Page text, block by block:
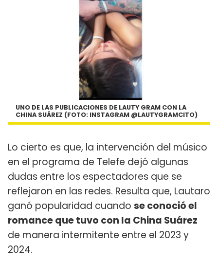
UNO DE LAS PUBLICACIONES DE LAUTY GRAM CON LA
CHINA SUÁREZ (FOTO: INSTAGRAM @LAUTYGRAMCITO)
Lo cierto es que, la intervención del músico
en el programa de Telefe dejó algunas
dudas entre los espectadores que se
reflejaron en las redes. Resulta que, Lautaro
ganó popularidad cuando se conoció el
romance que tuvo con la China Suárez
de manera intermitente entre el 2023 y
2024.